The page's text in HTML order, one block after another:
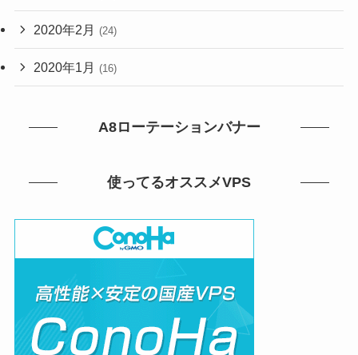
2020年2月 (24)
2020年1月 (16)
A8ローテーションバナー
使ってるオススメVPS